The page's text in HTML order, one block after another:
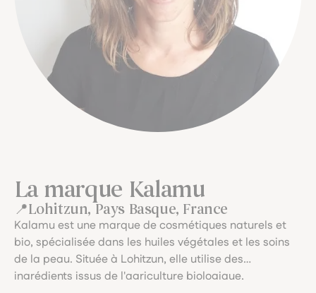
La marque Kalamu
Lohitzun, Pays Basque, France
Kalamu est une marque de cosmétiques naturels et
bio, spécialisée dans les huiles végétales et les soins
de la peau. Située à Lohitzun, elle utilise des
ingrédients issus de l'agriculture biologique,